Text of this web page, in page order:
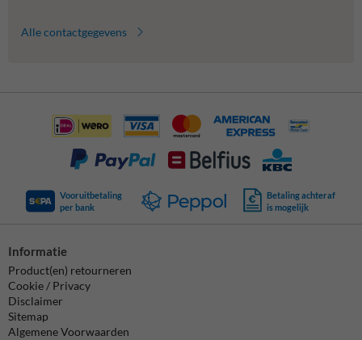
Alle contactgegevens
Vooruitbetaling
per bank
Betaling achteraf
is mogelijk
Informatie
Product(en) retourneren
Cookie / Privacy
Disclaimer
Sitemap
Algemene Voorwaarden